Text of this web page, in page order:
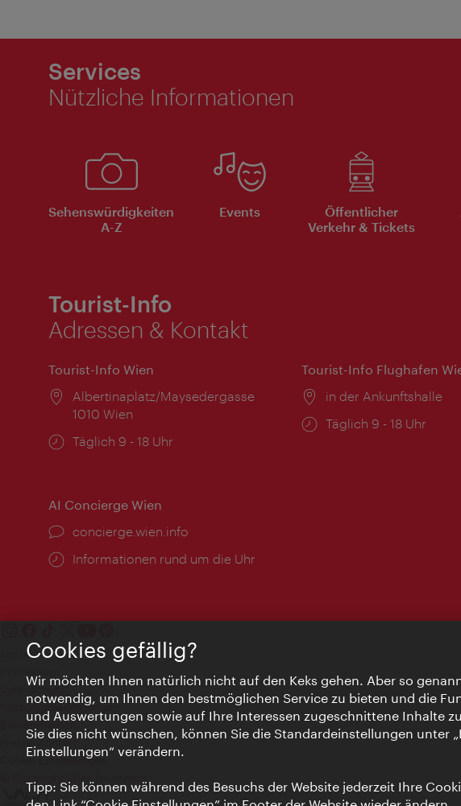
Services
Nützliche Informationen
Sehenswürdigkeiten
A-Z
Events
Öffentlicher
Verkehr & Tickets
Tourist-Info
Adressen & Kontakt
Tourist-Info Wien
Ort:
Albertinaplatz/Maysedergasse
1010 Wien
Öffnungszeiten:
Täglich 9 - 18 Uhr
Tourist-Info Flughafen
Ort:
in der Ankunftshalle
Öffnungszeiten:
Täglich 9 - 18 Uhr
AI Concierge Wien
Ort:
concierge.wien.info
Öffnungszeiten:
Informationen rund um die Uhr
Kontakt
Datenschutz
Nutzungsbedingungen
Barrierefreiheit
Presse-Kontakt
Cookie Einstellungen
Cookies gefällig?
Wir möchten Ihnen natürlich nicht auf den Keks gehen. Aber so
notwendig, um Ihnen den bestmöglichen Service zu bieten und die
und Auswertungen sowie auf Ihre Interessen zugeschnittene Inhalte
Sie dies nicht wünschen, können Sie die Standardeinstellungen unter
Einstellungen“ verändern.
Tipp: Sie können während des Besuchs der Website jederzeit Ihre